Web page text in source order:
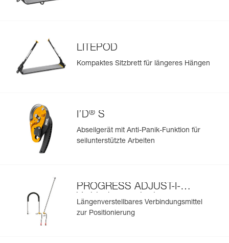
LITEPOD
Kompaktes Sitzbrett für längeres Hängen
I’D® S
Abseilgerät mit Anti-Panik-Funktion für
seilunterstützte Arbeiten
PROGRESS ADJUST-I-
Verbindungsmittel zur
Positionierung
Längenverstellbares Verbindungsmittel
zur Positionierung